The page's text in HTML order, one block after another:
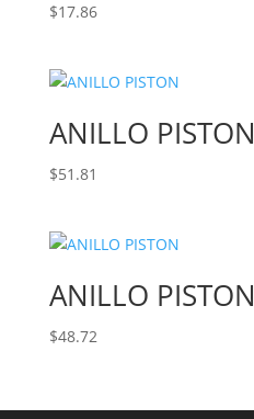
$17.86
ANILLO PISTON
$51.81
ANILLO PISTON
$48.72